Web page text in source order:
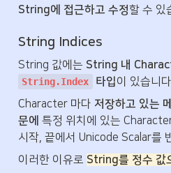
String에 접근하고 수정할 수 있
String Indices
String 값에는
String.Index 타입이 있습니
Character 마다 저장하고 있는
문에 특정 위치에 있는
시작, 끝에서 Unicode Scalar를
이러한 이유로 String를 정수 값